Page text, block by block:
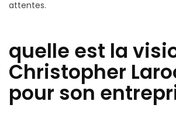
attentes.
quelle est la
Christopher
pour son